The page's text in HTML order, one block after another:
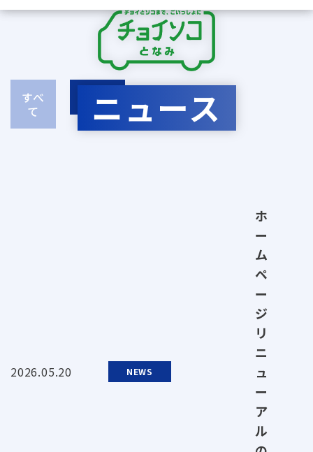
ニュース
すべ
て
NEWS
2026.05.20 NEWS
ホ
ー
ム
ペ
ー
ジ
リ
ニ
ュ
ー
ア
ル